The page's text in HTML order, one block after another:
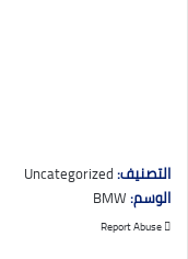
التصنيف:Uncategorized
الوسم:BMW